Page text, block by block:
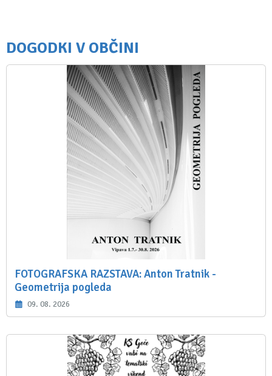
DOGODKI V OBČINI
FOTOGRAFSKA RAZSTAVA: Anton Tratnik -
Geometrija pogleda
09. 08. 2026